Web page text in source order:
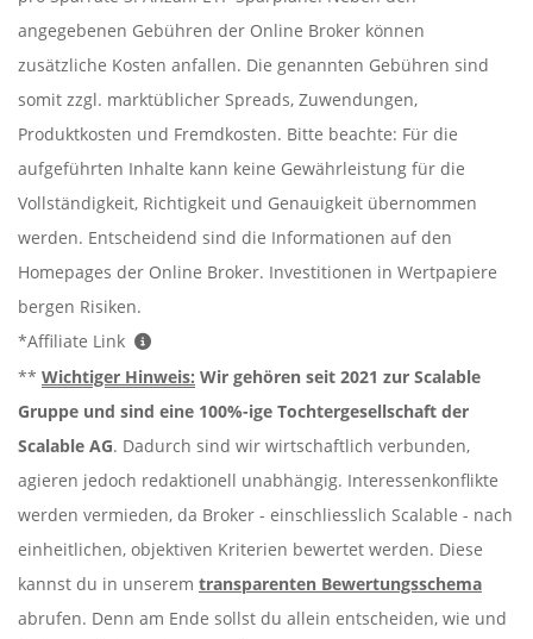
angegebenen Gebühren der Online Broker können
zusätzliche Kosten anfallen. Die genannten Gebühren sind
somit zzgl. marktüblicher Spreads, Zuwendungen,
Produktkosten und Fremdkosten. Bitte beachte: Für die
aufgeführten Inhalte kann keine Gewährleistung für die
Vollständigkeit, Richtigkeit und Genauigkeit übernommen
werden. Entscheidend sind die Informationen auf den
Homepages der Online Broker. Investitionen in Wertpapiere
bergen Risiken.
*Affiliate Link
** Wichtiger Hinweis: Wir gehören seit 2021 zur Scalable
Gruppe und sind eine 100%-ige Tochtergesellschaft der
Scalable AG. Dadurch sind wir wirtschaftlich verbunden,
agieren jedoch redaktionell unabhängig. Interessenkonflikte
werden vermieden, da Broker - einschliesslich Scalable - nach
einheitlichen, objektiven Kriterien bewertet werden. Diese
kannst du in unserem transparenten Bewertungsschema
abrufen. Denn am Ende sollst du allein entscheiden, wie und